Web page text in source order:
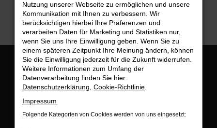
B2B-Shop
Öffnungszeiten:
Montag bis Freitag:
Postadresse:
Nutzung unserer Webseite zu ermöglichen und unsere
Kommunikation mit Ihnen zu verbessern. Wir
berücksichtigen hierbei Ihre Präferenzen und
verarbeiten Daten für Marketing und Statistiken nur,
wenn Sie uns Ihre Einwilligung geben. Wenn Sie zu
einem späteren Zeitpunkt Ihre Meinung ändern, können
Sie die Einwilligung jederzeit für die Zukunft widerrufen.
Weitere Informationen zum Umfang der
Datenverarbeitung finden Sie hier:
Datenschutzerklärung Cookie-Richtlinie
Impressum
Folgende Kategorien von Cookies werden von uns eingesetzt: